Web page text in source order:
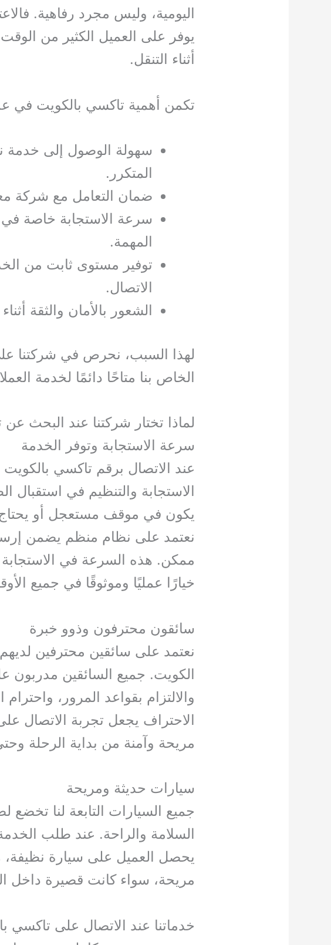
اليومية، وليس مجرد رفاهية.
يوفر على العميل الكثير من
أثناء التنقل.
تكمن أهمية تاكسي بالكويت في
سهولة الوصول إلى خدمة
المتكرر.
ضمان التعامل مع شركة
سرعة الاستجابة خاصة في
المهمة.
توفير مستوى ثابت من
الاتصال.
الشعور بالأمان والثقة
لهذا السبب، نحرص في شركتنا
الخاص بنا متاحًا دائمًا لخدمة
لماذا تختار شركتنا عند البحث
سرعة الاستجابة وتوفر الخدمة
عند الاتصال برقم تاكسي
الاستجابة والتنظيم في
يكون في موقف مستعجل أو يحتاج
نعتمد على نظام منظم يضمن
ممكن. هذه السرعة في الاستجابة
خيارًا عمليًا وموثوقًا في جميع
سائقون محترفون وذوو خبرة
نعتمد على سائقين محترفين
الكويت. جميع السائقين مدربون
والالتزام بقواعد المرور،
الاحتراف يجعل تجربة الاتصال
مريحة وآمنة من بداية الرحلة
سيارات حديثة ومريحة
جميع السيارات التابعة لنا تخضع
السلامة والراحة. عند طلب
يحصل العميل على سيارة
مريحة، سواء كانت قصيرة داخل
خدماتنا عند الاتصال على تاكسي